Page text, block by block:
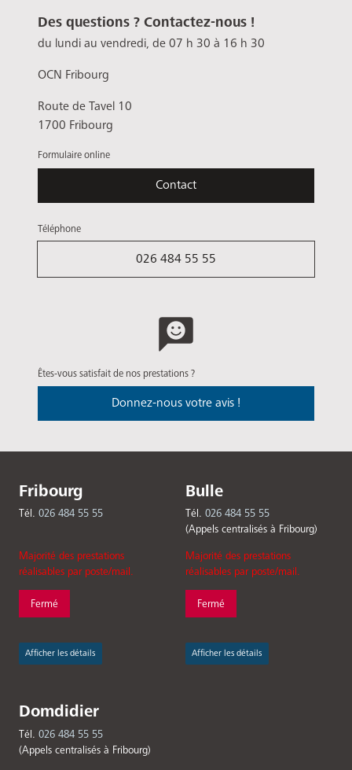
Des questions ? Contactez-nous !
du lundi au vendredi, de 07 h 30 à 16 h 30
OCN Fribourg
Route de Tavel 10
1700 Fribourg
Formulaire online
Contact
Téléphone
026 484 55 55
Êtes-vous satisfait de nos prestations ?
Donnez-nous votre avis !
Fribourg
Tél. 026 484 55 55
Majorité des prestations
réalisables par poste/mail.
Fermé
Afficher les détails
Bulle
Tél. 026 484 55 55
(Appels centralisés à Fribourg)
Majorité des prestations
réalisables par poste/mail.
Fermé
Afficher les détails
Domdidier
Tél. 026 484 55 55
(Appels centralisés à Fribourg)